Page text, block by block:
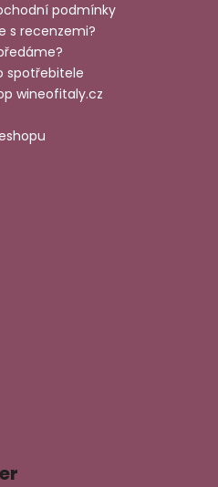
podmínky
s recenzemi?
spotřebitele
wineofitaly.cz